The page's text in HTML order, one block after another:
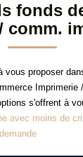
SYNDIC
ESTIMATION
AGENCE
Surface min
fonds
comm.
vous proposer
Imprimerie
s'offrent à
avec moins de